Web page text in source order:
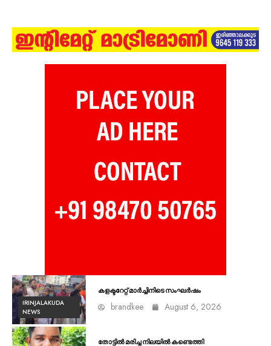
IRINJALAKUDA
NEWS
കളക്ടറേറ്റ് മാർച്ചിനിടെ സംഘർഷം
brandkee August 6, 2026
തോട്ടിൽ മരിച്ച നിലയിൽ കണ്ടെത്തി